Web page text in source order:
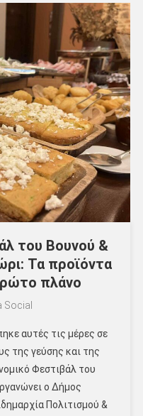
του Βουνού &
Τα προϊόντα
πλάνο
Social
αυτές τις μέρες σε
της γεύσης και της
Φεστιβάλ του
ο Δήμος
Πολιτισμού &